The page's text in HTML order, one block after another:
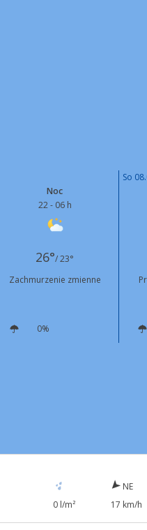
So
Noc
22 - 06 h
26°/ 23°
Zachmurzenie zmienne
0%
0 l/m²
NE
17 km/h